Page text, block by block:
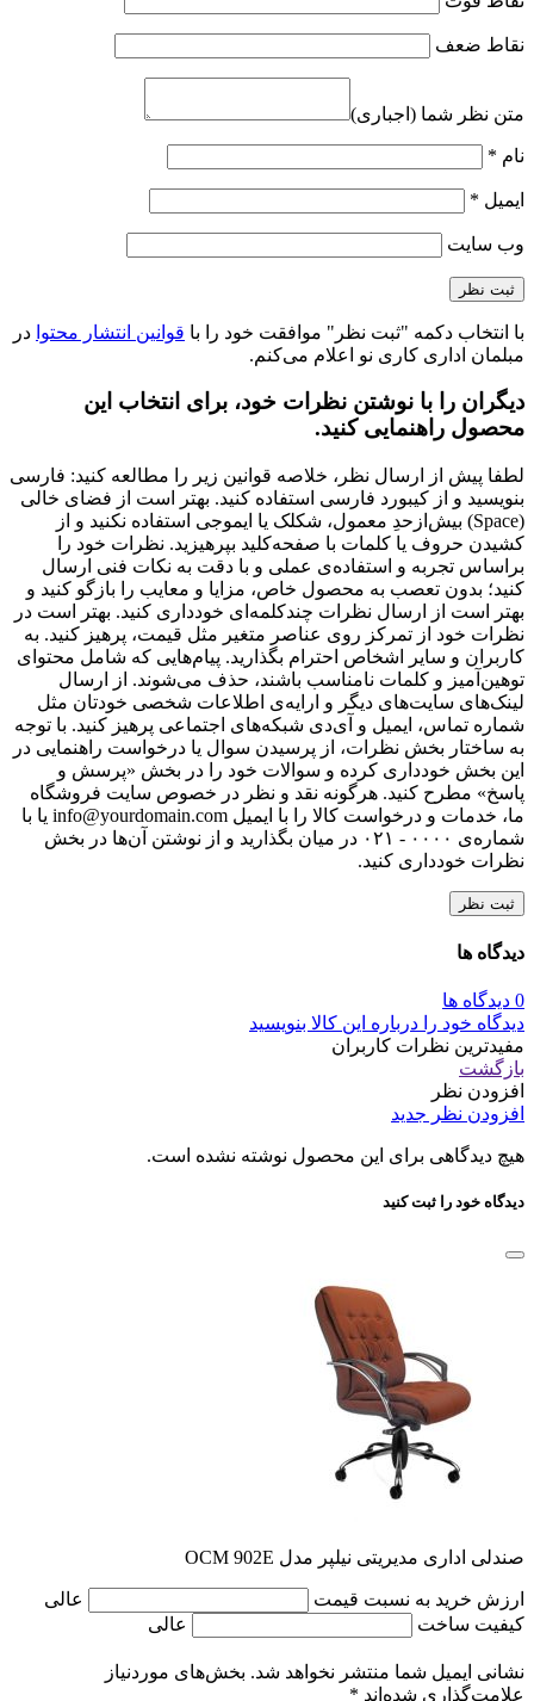
نقاط ضعف
متن نظر شما (اجباری)
نام *
ایمیل *
وب‌ سایت
با انتخاب دکمه "ثبت نظر" موافقت خود را با قوانین انتشار محتوا در
مبلمان اداری کاری نو اعلام می‌کنم.
دیگران را با نوشتن نظرات خود، برای انتخاب این
محصول راهنمایی کنید.
لطفا پیش از ارسال نظر، خلاصه قوانین زیر را مطالعه کنید: فارسی
بنویسید و از کیبورد فارسی استفاده کنید. بهتر است از فضای خالی
(Space) بیش‌از‌حدِ معمول، شکلک یا ایموجی استفاده نکنید و از
کشیدن حروف یا کلمات با صفحه‌کلید بپرهیزید. نظرات خود را
براساس تجربه و استفاده‌ی عملی و با دقت به نکات فنی ارسال
کنید؛ بدون تعصب به محصول خاص، مزایا و معایب را بازگو کنید و
بهتر است از ارسال نظرات چندکلمه‌‌ای خودداری کنید. بهتر است در
نظرات خود از تمرکز روی عناصر متغیر مثل قیمت، پرهیز کنید. به
کاربران و سایر اشخاص احترام بگذارید. پیام‌هایی که شامل محتوای
توهین‌آمیز و کلمات نامناسب باشند، حذف می‌شوند. از ارسال
لینک‌های سایت‌های دیگر و ارایه‌ی اطلاعات شخصی خودتان مثل
شماره تماس، ایمیل و آی‌دی شبکه‌های اجتماعی پرهیز کنید. با توجه
به ساختار بخش نظرات، از پرسیدن سوال یا درخواست راهنمایی در
این بخش خودداری کرده و سوالات خود را در بخش «پرسش و
پاسخ» مطرح کنید. هرگونه نقد و نظر در خصوص سایت فروشگاه
ما، خدمات و درخواست کالا را با ایمیل info@yourdomain.com یا با
شماره‌ی ۰۰۰۰ - ۰۲۱ در میان بگذارید و از نوشتن آن‌ها در بخش
نظرات خودداری کنید.
ثبت نظر
دیدگاه ها
0 دیدگاه ها
دیدگاه خود را درباره این کالا بنویسید
مفیدترین نظرات کاربران
بازگشت
افزودن نظر
افزودن نظر جدید
هیچ دیدگاهی برای این محصول نوشته نشده است.
دیدگاه خود را ثبت کنید
صندلی اداری مدیریتی نیلپر مدل OCM 902E
ارزش خرید به نسبت قیمت
عالی
کیفیت ساخت
عالی
نشانی ایمیل شما منتشر نخواهد شد. بخش‌های موردنیاز
علامت‌گذاری شده‌اند *